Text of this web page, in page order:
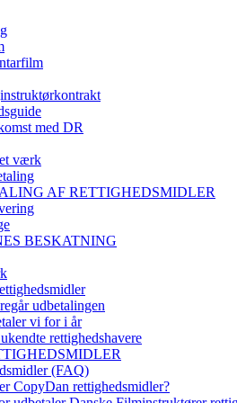
med DR
værk
AF RETTIGHEDSMIDLER
BESKATNING
udbetalingen
vi for i år
rettighedshavere
(FAQ)
CopyDan rettighedsmidler?